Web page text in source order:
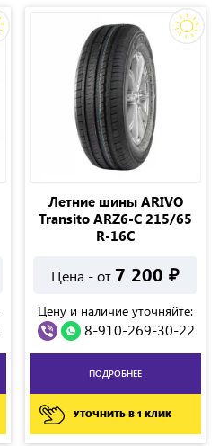
Летние шины ARIVO
Transito ARZ6-C 215/65
R-16C
Цена - от 7 200 ₽
Цену и наличие уточняйте:
8-910-269-30-22
ПОДРОБНЕЕ
УТОЧНИТЬ В 1 КЛИК